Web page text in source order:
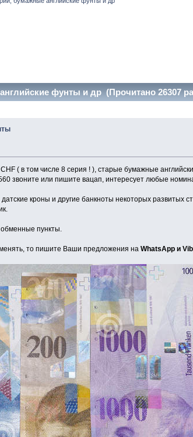
фунты и др (Прочитано 26307
( в том числе 8 серия ! ), старые бумажные
звоните или пишите вацап, интересует любые
кроны и другие банкноты некоторых развитых
пункты.
то пишите Ваши предложения на WhatsApp и